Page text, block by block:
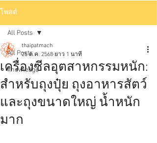
โพสต์
All Posts
knowledge
All Posts
เครื่องซีลอุตสาหกรรมหนัก:
สำหรับถุงปุ๋ย ถุงอาหารสัตว์
และถุงขนาดใหญ่ น้ำหนัก
มาก
thaipatmach
25 ต.ค. 2568 ยาว 1 นาที